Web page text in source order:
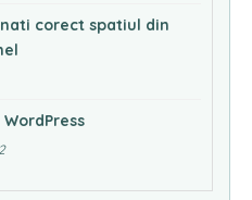
corect spatiul din